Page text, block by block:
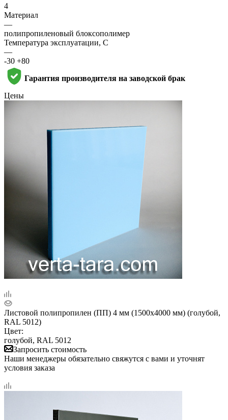
4
Материал
—
полипропиленовый блоксополимер
Температура эксплуатации, С
—
-30 +80
Гарантия производителя на заводской брак
Цены
Листовой полипропилен (ПП) 4 мм (1500х4000 мм) (голубой,
RAL 5012)
Цвет:
голубой, RAL 5012
Запросить стоимость
Наши менеджеры обязательно свяжутся с вами и уточнят
условия заказа